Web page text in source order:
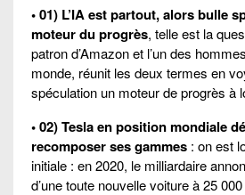
• 01) L’IA est partout, alors bulle
moteur du progrès, telle est la
patron d’Amazon et l’un des
monde, réunit les deux termes en
spéculation un moteur de progrès à
• 02) Tesla en position mondiale
recomposer ses gammes : on est
initiale : en 2020, le milliardaire
d’une toute nouvelle voiture à 25 000